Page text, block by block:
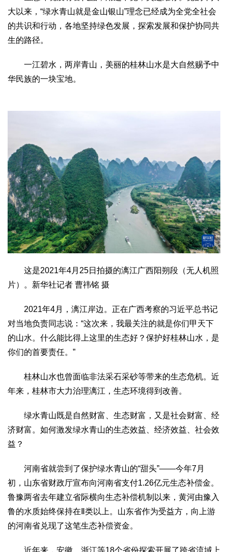
大以来，“绿水青山就是金山银山”理念已经成为全党全社会
的共识和行动，各地坚持绿色发展，探索发展和保护协同共
生的路径。
一江碧水，两岸青山，美丽的桂林山水是大自然赐予中
华民族的一块宝地。
这是2021年4月25日拍摄的漓江广西阳朔段（无人机照
片）。新华社记者 曹祎铭 摄
2021年4月，漓江岸边。正在广西考察的习近平总书记
对当地负责同志说：“这次来，我最关注的就是你们甲天下
的山水。什么能比得上这里的生态好？保护好桂林山水，是
你们的首要责任。”
桂林山水也曾面临非法采石采砂等带来的生态危机。近
年来，桂林市大力治理漓江，生态环境得到改善。
绿水青山既是自然财富、生态财富，又是社会财富、经
济财富。如何激发绿水青山的生态效益、经济效益、社会效
益？
河南省就尝到了保护绿水青山的“甜头”——今年7月
初，山东省财政厅宣布向河南省支付1.26亿元生态补偿金。
鲁豫两省去年建立省际横向生态补偿机制以来，黄河由豫入
鲁的水质始终保持在Ⅱ类以上。山东省作为受益方，向上游
的河南省兑现了这笔生态补偿资金。
近年来，安徽、浙江等18个省份探索开展了跨省流域上